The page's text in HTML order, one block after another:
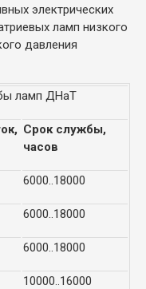
электрических
ламп низкого
давления
ламп ДНаТ
Срок службы,
часов
6000..18000
6000..18000
6000..18000
10000..16000